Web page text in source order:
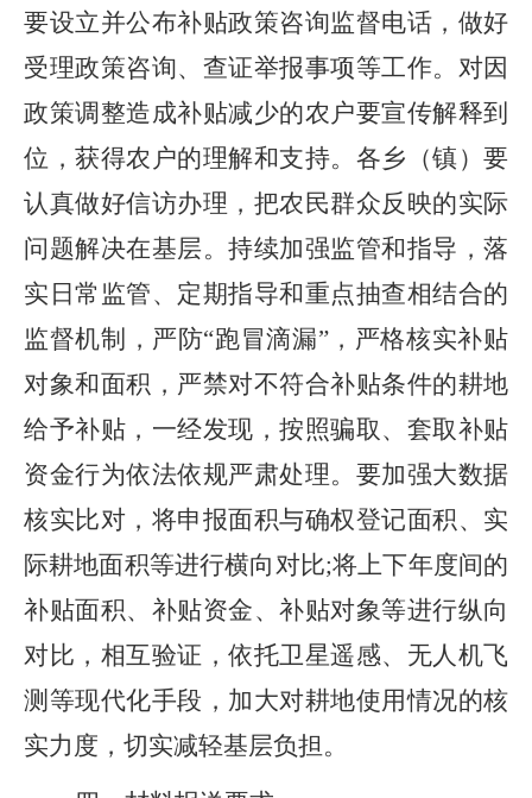
要设立并公布补贴政策咨询监督电话，做好
受理政策咨询、查证举报事项等工作。对因
政策调整造成补贴减少的农户要宣传解释到
位，获得农户的理解和支持。各乡（镇）要
认真做好信访办理，把农民群众反映的实际
问题解决在基层。持续加强监管和指导，落
实日常监管、定期指导和重点抽查相结合的
监督机制，严防“跑冒滴漏”，严格核实补贴
对象和面积，严禁对不符合补贴条件的耕地
给予补贴，一经发现，按照骗取、套取补贴
资金行为依法依规严肃处理。要加强大数据
核实比对，将申报面积与确权登记面积、实
际耕地面积等进行横向对比;将上下年度间的
补贴面积、补贴资金、补贴对象等进行纵向
对比，相互验证，依托卫星遥感、无人机飞
测等现代化手段，加大对耕地使用情况的核
实力度，切实减轻基层负担。